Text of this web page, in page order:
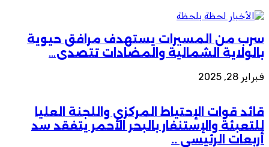
سرب من المسيرات يستهدف مرافق حيوية
بالولاية الشمالية والمضادات تتصدى…
فبراير 28, 2025
قائد قوات الإحتياط المركزي واللجنة العليا
للتعبئة والإستنفار بالبحر الأحمر يتفقد سد
أربعات الرئيسى ..